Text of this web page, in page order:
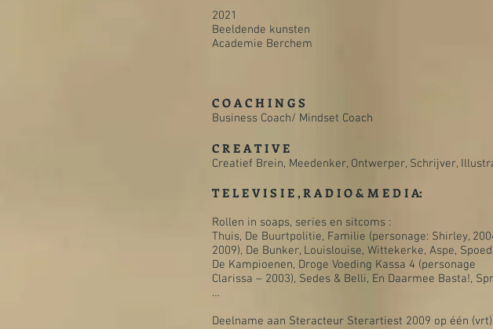
2021
Beeldende kunsten
Academie Berchem
C O A C H I N G S
Business Coach/ Mindset Coach
C R E A T I V E
Creatief Brein, Meedenker, Ontwerper, Schrijver,
T E L E V I S I E , R A D I O & M E D I A:
Rollen in soaps, series en sitcoms :
Thuis, De Buurtpolitie, Familie (personage: Shirley,
2009), De Bunker, Louislouise, Wittekerke, Aspe,
De Kampioenen, Droge Voeding Kassa 4 (personage
Clarissa – 2003), Sedes & Belli, En Daarmee Basta!,
…
Deelname aan Steracteur Sterartiest 2009 op één (vrt)